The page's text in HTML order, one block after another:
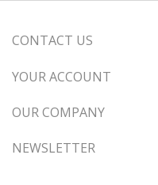
CONTACT US
YOUR ACCOUNT
OUR COMPANY
NEWSLETTER